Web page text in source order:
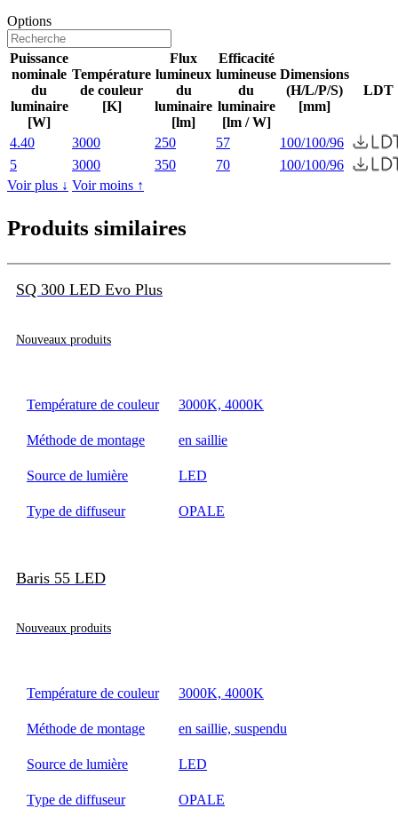
Options
Puissance
nominale
du
luminaire
[W]
Température
de couleur
[K]
Flux
lumineux
du
luminaire
[lm]
Efficacité
lumineuse
du
luminaire
[lm / W]
Dimensions
(H/L/P/S)
[mm]
LDT
4.40 3000 250 57
100/100/96
5
3000 350 70
100/100/96
Voir plus ↓ Voir moins ↑
Produits similaires
SQ 300 LED Evo Plus
Nouveaux produits
Température de couleur 3000K, 4000K
Méthode de montage en saillie
Source de lumière LED
Type de diffuseur OPALE
Baris 55 LED
Nouveaux produits
Température de couleur 3000K, 4000K
Méthode de montage en saillie, suspendu
Source de lumière LED
Type de diffuseur OPALE